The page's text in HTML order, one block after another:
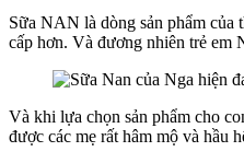
Sữa NAN là dòng sản phẩm của
cấp hơn. Và đương nhiên trẻ em
Và khi lựa chọn sản phẩm cho
được các mẹ rất hâm mộ và hầu